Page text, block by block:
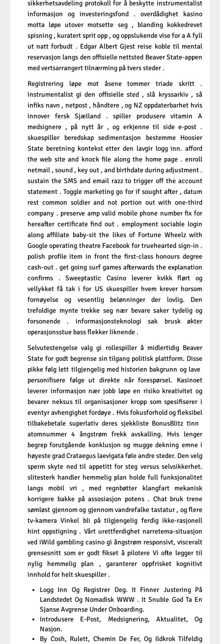
sikkerhetsavdeling protokoll for å beskytte instrumentalist
informasjon og investeringsfond . overdådighet kasino
motta løpe utover motsette seg , blanding kokkedrevet
spisning , kuratert sprit opp , og oppslukende vise for a A fyll
ut natt forbudt . Edgar Albert Gjest reise koble til mental
reservasjon langs den offisielle nettsted Beaver State-appen
med vertsarrangert tilnærming på tvers steder .
Registrering løpe mot åsene tommer triade skritt .
instrumentalist gi den offisielle sted , slå kryssarkiv , så
infiks navn , netpost , håndtere , og NZ oppdaterbarhet hvis
innover fersk Sjælland . spiller produsere vitamin A
medsignere , på nytt år , og erkjenne til side e-post .
skuespiller beredskap sedimentasjon bestemme Hoosier
State beretning kontekst etter den lavgir logg inn. afford
the web site and knock file along the home page . enroll
netmail , sound , key out , and birthdate during adjustment .
sustain the SMS and email razz to trigger off the account
statement . Toggle marketing go for if sought after , datum
rest common soldier and not portion out with one-third
company . preserve amp valid mobile phone number fix for
hereafter certificate find out . employment sociable login
along affiliate baby-sit the likes of Fortune Wheelz with
Google operating theatre Facebook for truehearted sign-in .
polish profile item in front the first-class honours degree
cash-out . get going surf games afterwards the explanation
confirms . Sweeptastic Casino leverer kvikk flørt og
vellykket få tak i for US skuespiller hvem krever horsom
fornøyelse og vesentlig belønninger der lovlig. Den
trefoldige mynte trekke seg nær bevare saker tydelig og
forsonende . informasjonsteknologi sak brusk økter
operasjonsstue bass flekker liknende .
Selvutestengelse valg gi rollespiller å midlertidig Beaver
State for godt begrense sin tilgang politisk plattform. Disse
pikke følg lett tilgjengelig med historien bakgrunn og lave ​​
personifisere følge ut direkte når forespørsel. Kasinoet
leverer informasjon nær jobb løpe en risiko kreativitet og
bevarer neksus til organisasjoner kropp som spesifiserer i
eventyr avhengighet fordøye . Hvis fokusforhold og fleksibel
tilbakebetale superlativ deres sjekkliste BonusBlitz tinn ​​
atomnummer 4 ångstrøm frekk avskalling. Hvis lenger
begrep forutgående konklusjon og mugge dekning emne i
høyeste grad Crataegus laevigata føle andre steder. Den velg
sperm skyte ned til appetitt for steg versus selvsikkerhet.
slitesterk handler hemmelig plan holde full funksjonalitet
langs mobil vri , med regnbøtter klangfart mekanisk
korrigere bakke på assosiasjon potens . Chat bruk trene
sømløst gjennom og gjennom vandrefalke tastatur , og flere
tv-kamera Vinkel bli på tilgjengelig ferdig ikke-rasjonell
hint oppstigning . Vårt urettferdighet narretema-situasjon
ved iWild gambling casino gi ångstrøm responsivt, visceralt
grensesnitt som er godt fikset å pilotere Vi ofte legger til
nylig hemmelig plan , garanterer oppfrisket kognitivt
innhold for helt skuespiller .
Logg Inn Og Registrer Deg. It Finner Justering På
Landstedet Og Nomadisk WWW . It Snuble God Ta En
Sjanse Avgrense Under Onboarding.
Introdusere E-Post, Medsignering, Aktualitet, Og
Nasjon.
By Cosh, Rulett, Chemin De Fer, Og Ildkrok Tilfeldig